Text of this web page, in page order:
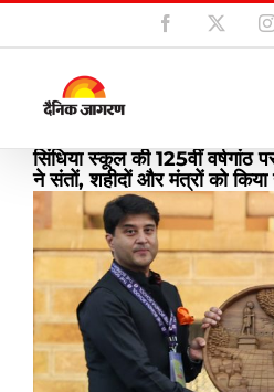
Skip
to
Facebook
सिंधिया स्कूल की 125वीं वर्षगांठ
ने संतों, शहीदों और मंत्रों को किया
View
Larger
Image